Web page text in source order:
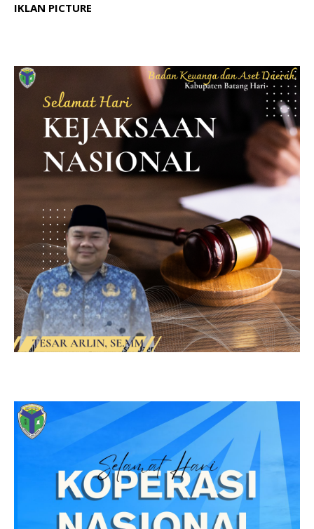
IKLAN PICTURE